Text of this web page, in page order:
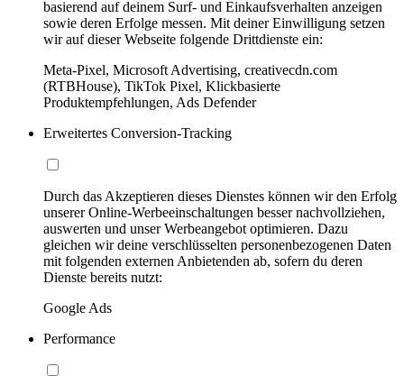
basierend auf deinem Surf- und Einkaufsverhalten anzeigen
sowie deren Erfolge messen. Mit deiner Einwilligung setzen
wir auf dieser Webseite folgende Drittdienste ein:
Meta-Pixel, Microsoft Advertising, creativecdn.com
(RTBHouse), TikTok Pixel, Klickbasierte
Produktempfehlungen, Ads Defender
Erweitertes Conversion-Tracking
Durch das Akzeptieren dieses Dienstes können wir den Erfolg
unserer Online-Werbeeinschaltungen besser nachvollziehen,
auswerten und unser Werbeangebot optimieren. Dazu
gleichen wir deine verschlüsselten personenbezogenen Daten
mit folgenden externen Anbietenden ab, sofern du deren
Dienste bereits nutzt:
Google Ads
Performance